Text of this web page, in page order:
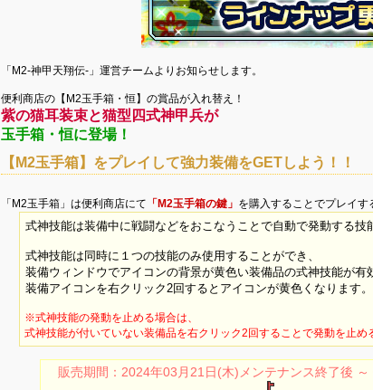
「M2-神甲天翔伝-」運営チームよりお知らせします。
便利商店の【M2玉手箱・恒】の賞品が入れ替え！
紫の猫耳装束と猫型四式神甲兵が
玉手箱・恒に登場！
【M2玉手箱】をプレイして強力装備をGETしよう！！
「M2玉手箱」は便利商店にて 「M2玉手箱の鍵」 を購入することでプレイす
式神技能は装備中に戦闘などをおこなうことで自動で発動する技
式神技能は同時に１つの技能のみ使用することができ、
装備ウィンドウでアイコンの背景が黄色い装備品の式神技能が有
装備アイコンを右クリック2回するとアイコンが黄色くなります。
※式神技能の発動を止める場合は、
式神技能が付いていない装備品を右クリック2回することで発動を止め
販売期間：2024年03月21日(木)メンテナンス終了後